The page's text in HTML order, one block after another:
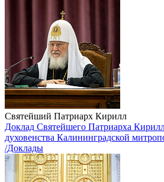
Святейший Патриарх Кирилл
Доклад Святейшего Патриарха
духовенства Калининградской
/Доклады